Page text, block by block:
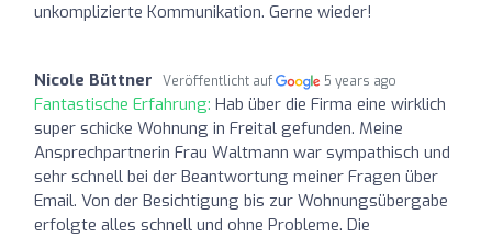
unkomplizierte Kommunikation. Gerne wieder!
Nicole Büttner Veröffentlicht auf 5 years ago
Fantastische Erfahrung: Hab über die Firma eine wirklich
super schicke Wohnung in Freital gefunden. Meine
Ansprechpartnerin Frau Waltmann war sympathisch und
sehr schnell bei der Beantwortung meiner Fragen über
Email. Von der Besichtigung bis zur Wohnungsübergabe
erfolgte alles schnell und ohne Probleme. Die